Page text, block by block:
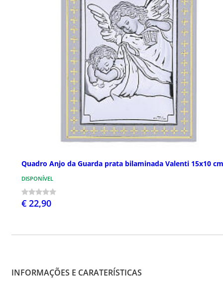
Quadro Anjo da Guarda prata bilaminada Valenti 15x10 cm
DISPONÍVEL
€ 22,90
INFORMAÇÕES E CARATERÍSTICAS